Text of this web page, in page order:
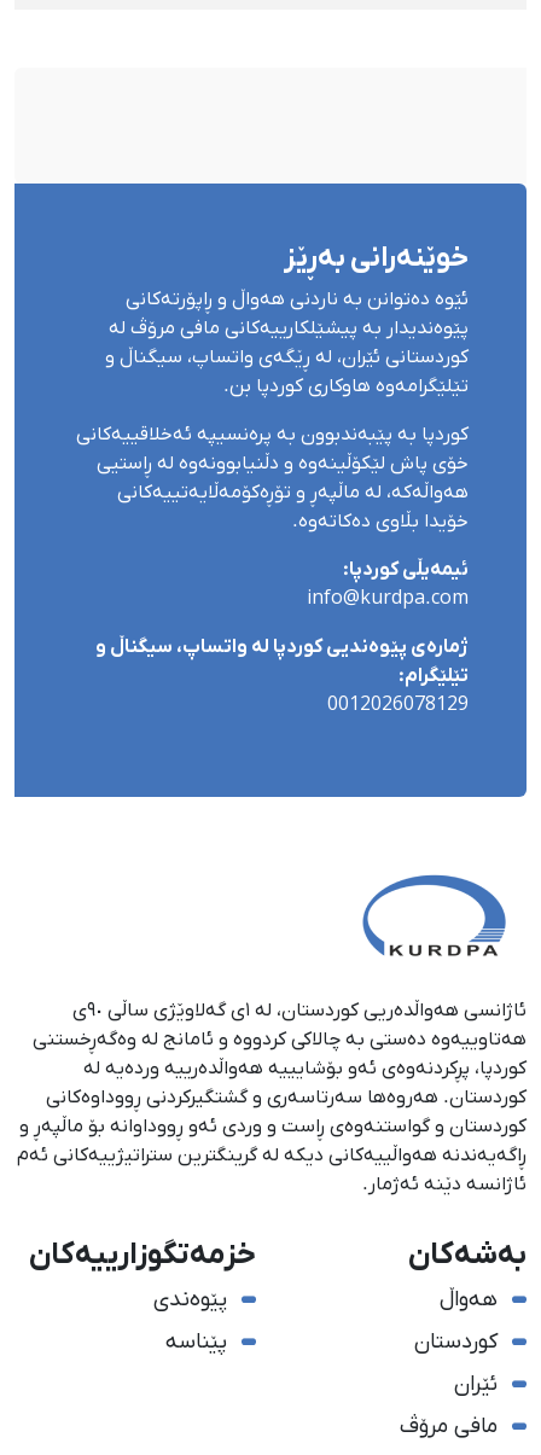
خوێنەرانی بەڕێز
ئێوە دەتوانن بە ناردنی هەواڵ و ڕاپۆرتەکانی
پێوەندیدار بە پیشێلکارییەکانی مافی مرۆڤ لە
کوردستانی ئێران، لە ڕێگەی واتساپ، سیگناڵ و
تێلێگرامەوە هاوکاری کوردپا بن.
کوردپا بە پێبەندبوون بە پرەنسیپە ئەخلاقییەکانی
خۆی پاش لێکۆڵینەوە و دڵنیابوونەوە لە ڕاستیی
هەواڵەکە، لە ماڵپەڕ و تۆڕەکۆمەڵایەتییەکانی
خۆیدا بڵاوی دەکاتەوە.
ئیمەیڵی کوردپا:
info@kurdpa.com
ژمارەی پێوەندیی کوردپا لە واتساپ، سیگناڵ و
تێلێگرام:
0012026078129
ئاژانسی هەواڵدەریی کوردستان، لە ١ی گەلاوێژی ساڵی ٩٠ی
هەتاوییەوە دەستی بە چالاکی کردووە و ئامانج لە وەگەڕخستنی
كوردپا، پڕكردنەوەی ئەو بۆشایییە هەواڵدەرییە وردەیە لە
كوردستان. هەروەها سەرتاسەری و گشتگیركردنی ڕووداوەكانی
كوردستان و گواستنەوەی ڕاست و وردی ئەو ڕووداوانە بۆ ماڵپەڕ و
ڕاگەیەندنە هەواڵییەكانی دیكە لە گرینگترین ستراتیژییەكانی ئەم
ئاژانسە دێنە ئەژمار.
بەشەکان
هەواڵ
کوردستان
ئێران
مافی مرۆڤ
خزمەتگوزارییەکان
پێوەندی
پێناسە